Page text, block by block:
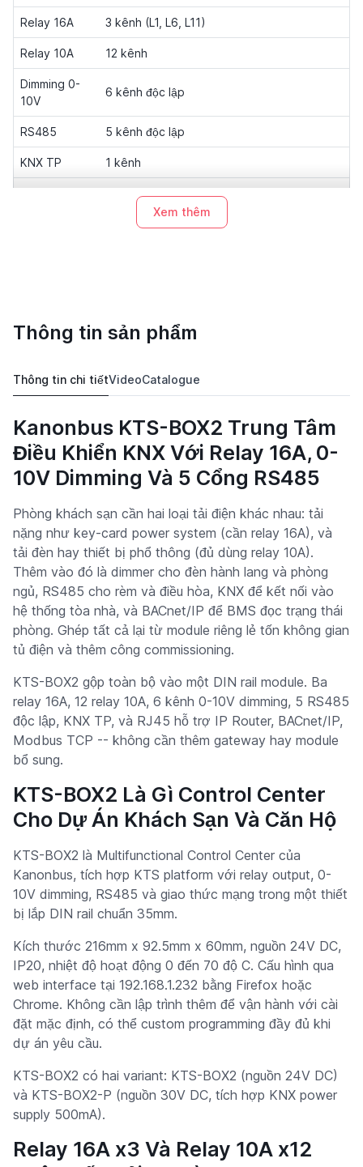
Relay 16A 3 kênh (L1, L6, L11)
Relay 10A 12 kênh
Dimming 0-
10V
6 kênh độc lập
RS485 5 kênh độc lập
KNX TP 1 kênh
Tích hợp (kèm filter table)
Xem thêm
Thông tin sản phẩm
Thông tin chi tiếtVideoCatalogue
Kanonbus KTS-BOX2 Trung Tâm
Điều Khiển KNX Với Relay 16A, 0-
10V Dimming Và 5 Cổng RS485
Phòng khách sạn cần hai loại tải điện khác nhau: tải
nặng như key-card power system (cần relay 16A), và
tải đèn hay thiết bị phổ thông (đủ dùng relay 10A).
Thêm vào đó là dimmer cho đèn hành lang và phòng
ngủ, RS485 cho rèm và điều hòa, KNX để kết nối vào
hệ thống tòa nhà, và BACnet/IP để BMS đọc trạng thái
phòng. Ghép tất cả lại từ module riêng lẻ tốn không gian
tủ điện và thêm công commissioning.
KTS-BOX2 gộp toàn bộ vào một DIN rail module. Ba
relay 16A, 12 relay 10A, 6 kênh 0-10V dimming, 5 RS485
độc lập, KNX TP, và RJ45 hỗ trợ IP Router, BACnet/IP,
Modbus TCP -- không cần thêm gateway hay module
bổ sung.
KTS-BOX2 Là Gì Control Center
Cho Dự Án Khách Sạn Và Căn Hộ
KTS-BOX2 là Multifunctional Control Center của
Kanonbus, tích hợp KTS platform với relay output, 0-
10V dimming, RS485 và giao thức mạng trong một thiết
bị lắp DIN rail chuẩn 35mm.
Kích thước 216mm x 92.5mm x 60mm, nguồn 24V DC,
IP20, nhiệt độ hoạt động 0 đến 70 độ C. Cấu hình qua
web interface tại 192.168.1.232 bằng Firefox hoặc
Chrome. Không cần lập trình thêm để vận hành với cài
đặt mặc định, có thể custom programming đầy đủ khi
dự án yêu cầu.
KTS-BOX2 có hai variant: KTS-BOX2 (nguồn 24V DC)
và KTS-BOX2-P (nguồn 30V DC, tích hợp KNX power
supply 500mA).
Relay 16A x3 Và Relay 10A x12